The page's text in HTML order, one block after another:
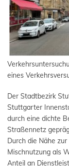
eines
Der Stadtbezirk
Stuttgarter
durch eine dichte
Straßennetz
Durch die Nähe
Mischnutzung als
Anteil an